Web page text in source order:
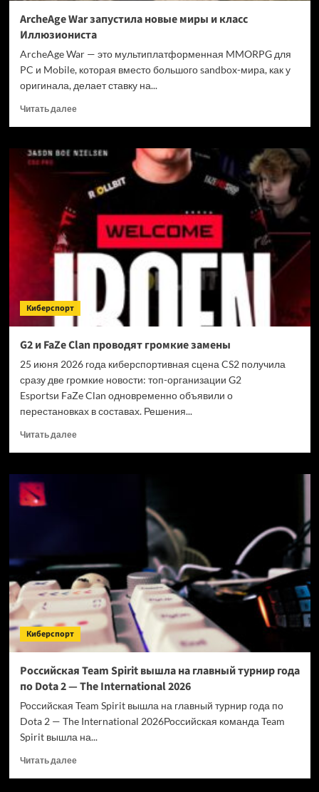
ArcheAge War запустила новые миры и класс
Иллюзиониста
ArcheAge War — это мультиплатформенная MMORPG для
PC и Mobile, которая вместо большого sandbox-мира, как у
оригинала, делает ставку на...
Читать далееПрочитать
ArcheAge
запустила
новые
миры
и
Иллюзиониста
Киберспорт
G2 и FaZe Clan проводят громкие замены
25 июня 2026 года киберспортивная сцена CS2 получила
сразу две громкие новости: топ-организации G2
Esportsи FaZe Clan одновременно объявили о
перестановках в составах. Решения...
Читать далееПрочитать
Киберспорт
Российская Team Spirit вышла на главный турнир года
по Dota 2 — The International 2026
Российская Team Spirit вышла на главный турнир года по
Dota 2 — The International 2026Российская команда Team
Spirit вышла на...
Читать далееПрочитать